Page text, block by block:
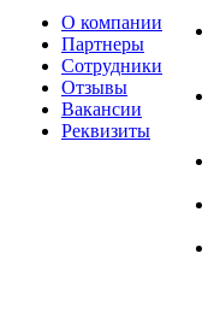
О компании
Партнеры
Сотрудники
Отзывы
Вакансии
Реквизиты